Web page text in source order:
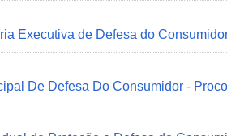
Executiva de Defesa do
De Defesa Do Consumidor -